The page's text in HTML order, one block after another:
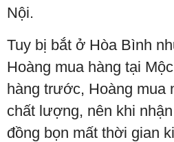
Nội.
Tuy bị bắt ở Hòa Bình
Hoàng mua hàng tại
hàng trước, Hoàng mua
chất lượng, nên khi
đồng bọn mất thời gian